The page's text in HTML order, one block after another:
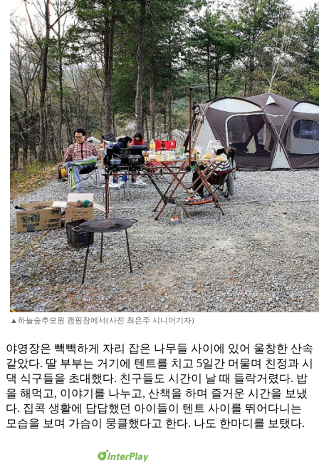
▲하늘숲추모원 캠핑장에서(사진 최은주 시니어기자)
야영장은 빽빽하게 자리 잡은 나무들 사이에 있어 울창한 산속
같았다. 딸 부부는 거기에 텐트를 치고 5일간 머물며 친정과 시
댁 식구들을 초대했다. 친구들도 시간이 날 때 들락거렸다. 밥
을 해먹고, 이야기를 나누고, 산책을 하며 즐거운 시간을 보냈
다. 집콕 생활에 답답했던 아이들이 텐트 사이를 뛰어다니는
모습을 보며 가슴이 뭉클했다고 한다. 나도 한마디를 보탰다.